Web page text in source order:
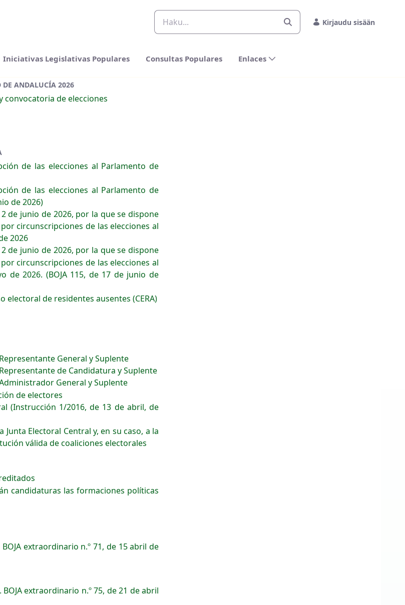
Kirjaudu sisään
Iniciativas Legislativas Populares Consultas Populares Enlaces
DE ANDALUCÍA 2026
convocatoria de elecciones
de las elecciones al Parlamento de
de las elecciones al Parlamento de
de 2026)
de junio de 2026, por la que se dispone
circunscripciones de las elecciones al
2026
de junio de 2026, por la que se dispone
circunscripciones de las elecciones al
de 2026. (BOJA 115, de 17 de junio de
electoral de residentes ausentes (CERA)
General y Suplente
de Candidatura y Suplente
General y Suplente
de electores
(Instrucción 1/2016, de 13 de abril, de
Electoral Central y, en su caso, a la
válida de coaliciones electorales
candidaturas las formaciones políticas
extraordinario n.º 71, de 15 abril de
extraordinario n.º 75, de 21 de abril